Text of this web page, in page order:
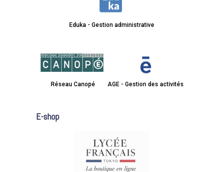
Eduka - Gestion administrative
Réseau Canopé AGE - Gestion des activités
E-shop